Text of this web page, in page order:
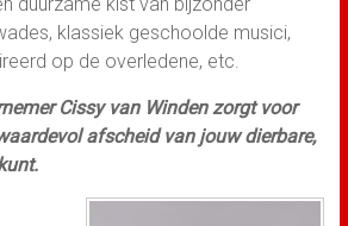
klassiek geschoolde musici,
op de overledene, etc.
Cissy van Winden zorgt voor
afscheid van jouw dierbare,